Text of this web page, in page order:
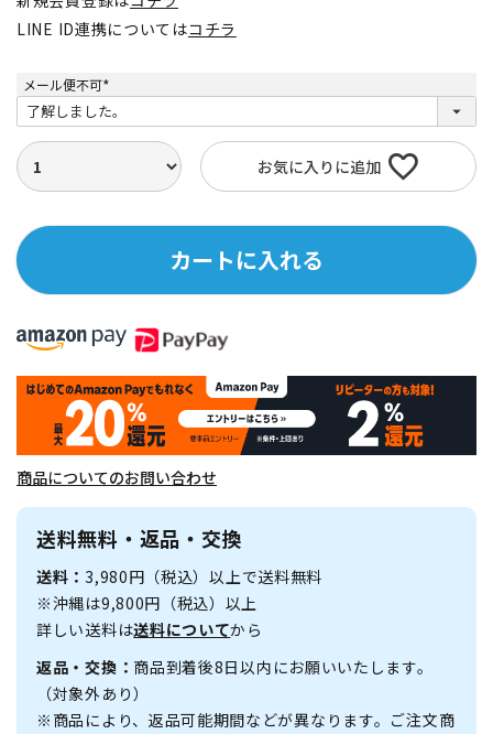
LINE ID連携についてはコチラ
メール便不可
(
必
須
)
お気に入りに追加
カートに入れる
商品についてのお問い合わせ
送料無料・返品・交換
送料：3,980円（税込）以上で送料無料
※沖縄は9,800円（税込）以上
詳しい送料は送料についてから
返品・交換： 商品到着後8日以内にお願いいたします。
（対象外あり）
※商品により、返品可能期間などが異なります。ご注文商